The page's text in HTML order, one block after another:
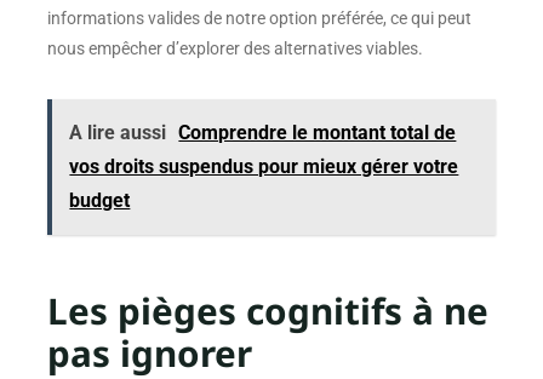
informations valides de notre option préférée, ce qui peut
nous empêcher d’explorer des alternatives viables.
A lire aussi Comprendre le montant total de
vos droits suspendus pour mieux gérer votre
budget
Les pièges cognitifs à ne
pas ignorer